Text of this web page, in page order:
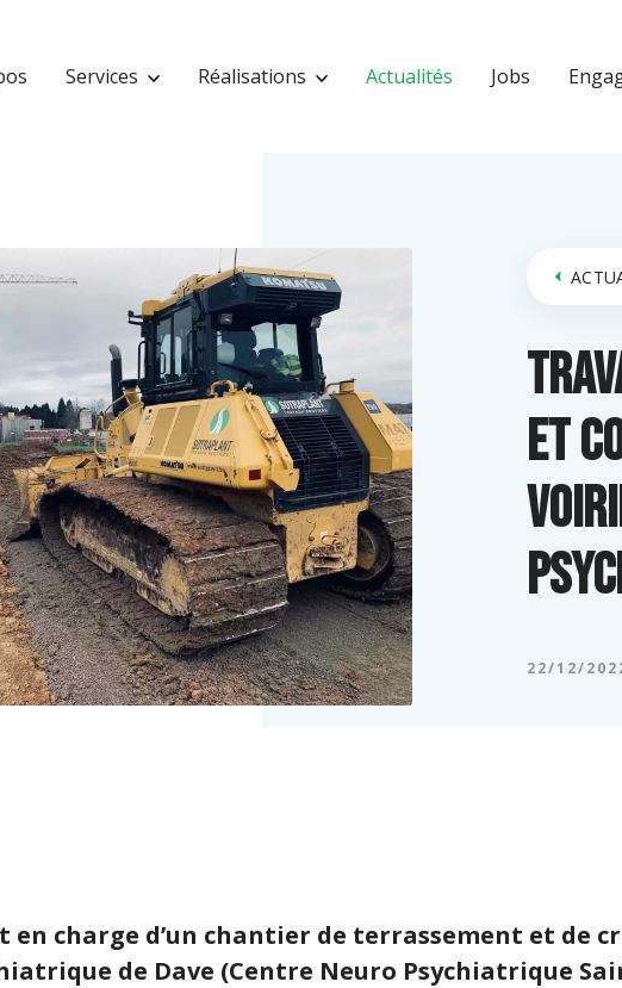
Services Réalisations Actualités Jobs
et
22/12/
en charge d’un chantier de terrassement et de
de Dave (Centre Neuro Psychiatrique